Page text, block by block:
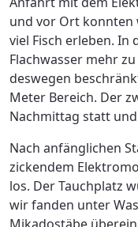
und vor Ort konnten
viel Fisch erleben. In
Flachwasser mehr
deswegen
Meter Bereich. Der
Nachmittag statt
Nach anfänglichen
zickendem
los. Der Tauchplatz
wir fanden unter